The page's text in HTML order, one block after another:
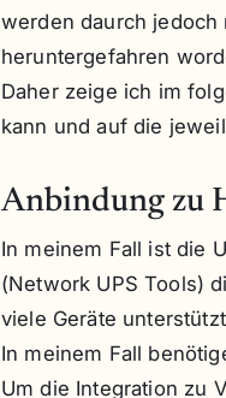
werden daurch jedoch
heruntergefahren
Daher zeige ich im
kann und auf die
Anbindung zu
In meinem Fall ist die
(Network UPS Tools)
viele Geräte
In meinem Fall
Um die Integration zu